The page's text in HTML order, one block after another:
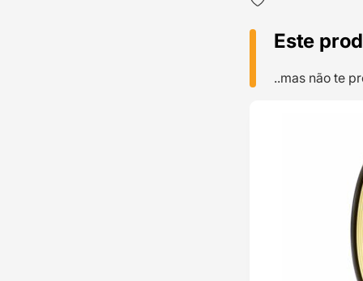
Este
..mas não te